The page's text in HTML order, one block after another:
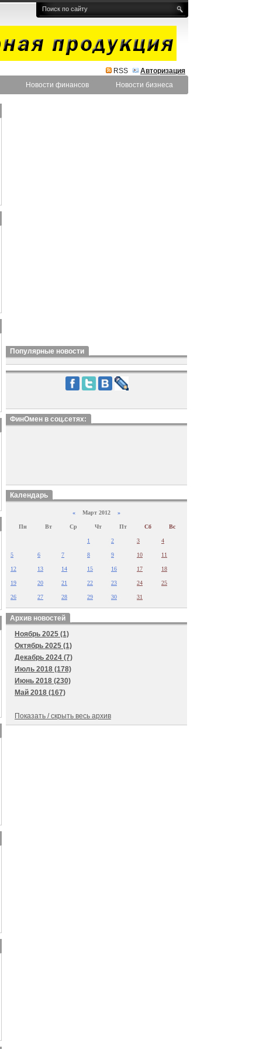
RSS
Авторизация
Новости финансов Новости бизнеса
Популярные новости
ФинОмен в соц.сетях:
Календарь
« Март 2012 »
Пн Вт Ср Чт Пт Сб Вс
1 2 3 4
5 6 7 8 9 10 11
12 13 14 15 16 17 18
19 20 21 22 23 24 25
26 27 28 29 30 31
Архив новостей
Ноябрь 2025 (1)
Октябрь 2025 (1)
Декабрь 2024 (7)
Июль 2018 (178)
Июнь 2018 (230)
Май 2018 (167)
Показать / скрыть весь архив